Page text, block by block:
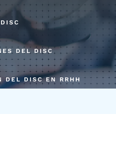
DEL DISC
DEL DISC EN RRHH